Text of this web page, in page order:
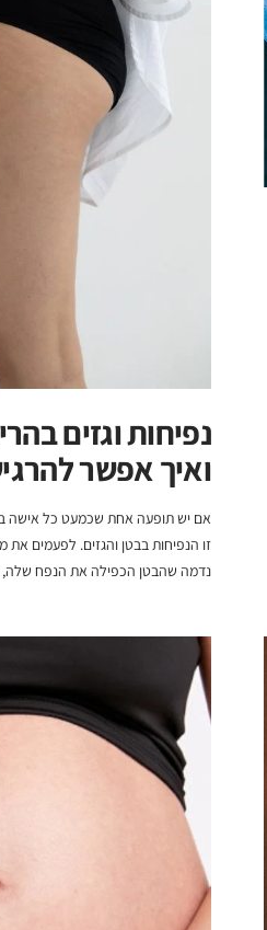
נפיחות וגזים
ואיך אפשר
אם יש תופעה אחת שכמעט כל אישה
זו הנפיחות בבטן והגזים. לפעמים
נדמה שהבטן הכפילה את הנפח שלה,